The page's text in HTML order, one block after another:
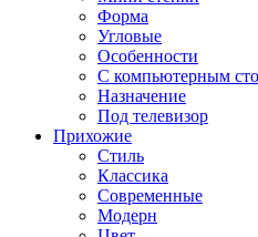
Форма
Угловые
Особенности
С компьютерным
Назначение
Под телевизор
Прихожие
Стиль
Классика
Современные
Модерн